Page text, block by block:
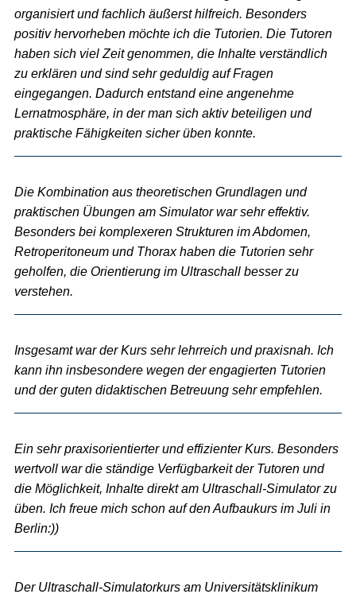
organisiert und fachlich äußerst hilfreich. Besonders
positiv hervorheben möchte ich die Tutorien. Die Tutoren
haben sich viel Zeit genommen, die Inhalte verständlich
zu erklären und sind sehr geduldig auf Fragen
eingegangen. Dadurch entstand eine angenehme
Lernatmosphäre, in der man sich aktiv beteiligen und
praktische Fähigkeiten sicher üben konnte.
Die Kombination aus theoretischen Grundlagen und
praktischen Übungen am Simulator war sehr effektiv.
Besonders bei komplexeren Strukturen im Abdomen,
Retroperitoneum und Thorax haben die Tutorien sehr
geholfen, die Orientierung im Ultraschall besser zu
verstehen.
Insgesamt war der Kurs sehr lehrreich und praxisnah. Ich
kann ihn insbesondere wegen der engagierten Tutorien
und der guten didaktischen Betreuung sehr empfehlen.
Ein sehr praxisorientierter und effizienter Kurs. Besonders
wertvoll war die ständige Verfügbarkeit der Tutoren und
die Möglichkeit, Inhalte direkt am Ultraschall-Simulator zu
üben. Ich freue mich schon auf den Aufbaukurs im Juli in
Berlin:))
Der Ultraschall-Simulatorkurs am Universitätsklinikum